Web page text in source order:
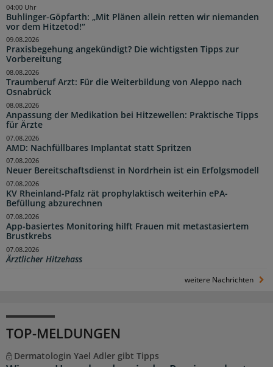
Buhlinger-Göpfarth: „Mit Plänen allein retten wir niemanden
vor dem Hitzetod!“
04:00 Uhr
Praxisbegehung angekündigt? Die wichtigsten Tipps zur
Vorbereitung
09.08.2026
Traumberuf Arzt: Für die Weiterbildung von Aleppo nach
Osnabrück
08.08.2026
Anpassung der Medikation bei Hitzewellen: Praktische Tipps
für Ärzte
08.08.2026
AMD: Nachfüllbares Implantat statt Spritzen
07.08.2026
Neuer Bereitschaftsdienst in Nordrhein ist ein Erfolgsmodell
07.08.2026
KV Rheinland-Pfalz rät prophylaktisch weiterhin ePA-
Befüllung abzurechnen
07.08.2026
App-basiertes Monitoring hilft Frauen mit metastasiertem
Brustkrebs
07.08.2026
Ärztlicher Hitzehass
07.08.2026
weitere Nachrichten
TOP-MELDUNGEN
Dermatologin Yael Adler gibt Tipps